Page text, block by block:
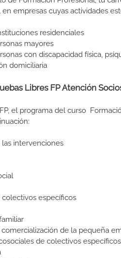
empresas cuyas actividades
residenciales
mayores
con discapacidad física,
domiciliaria
Libres FP Atención
el programa del curso
intervenciones
específicos
de la pequeña
de colectivos específicos